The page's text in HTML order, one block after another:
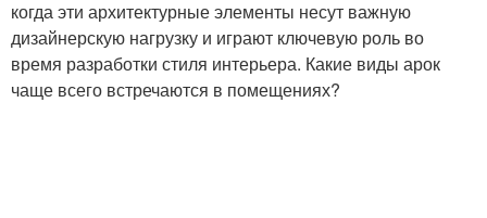
когда эти архитектурные элементы несут важную
дизайнерскую нагрузку и играют ключевую роль во
время разработки стиля интерьера. Какие виды арок
чаще всего встречаются в помещениях?